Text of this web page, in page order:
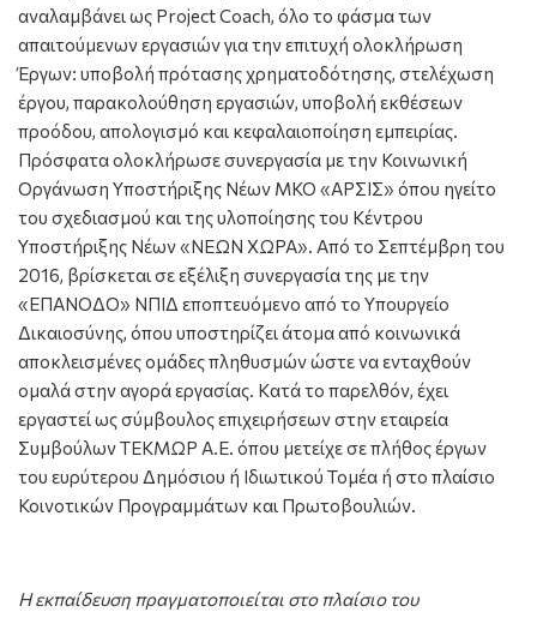
αναλαμβάνει ως Project Coach, όλο το φάσμα των
απαιτούμενων εργασιών για την επιτυχή ολοκλήρωση
Έργων: υποβολή πρότασης χρηματοδότησης, στελέχωση
έργου, παρακολούθηση εργασιών, υποβολή εκθέσεων
προόδου, απολογισμό και κεφαλαιοποίηση εμπειρίας.
Πρόσφατα ολοκλήρωσε συνεργασία με την Κοινωνική
Οργάνωση Υποστήριξης Νέων ΜΚΟ «ΑΡΣΙΣ» όπου ηγείτο
του σχεδιασμού και της υλοποίησης του Κέντρου
Υποστήριξης Νέων «ΝΕΩΝ ΧΩΡΑ». Από το Σεπτέμβρη του
2016, βρίσκεται σε εξέλιξη συνεργασία της με την
«ΕΠΑΝΟΔΟ» ΝΠΙΔ εποπτευόμενο από το Υπουργείο
Δικαιοσύνης, όπου υποστηρίζει άτομα από κοινωνικά
αποκλεισμένες ομάδες πληθυσμών ώστε να ενταχθούν
ομαλά στην αγορά εργασίας. Κατά το παρελθόν, έχει
εργαστεί ως σύμβουλος επιχειρήσεων στην εταιρεία
Συμβούλων ΤΕΚΜΩΡ Α.Ε. όπου μετείχε σε πλήθος έργων
του ευρύτερου Δημόσιου ή Ιδιωτικού Τομέα ή στο πλαίσιο
Κοινοτικών Προγραμμάτων και Πρωτοβουλιών.
Η εκπαίδευση πραγματοποιείται στο πλαίσιο του